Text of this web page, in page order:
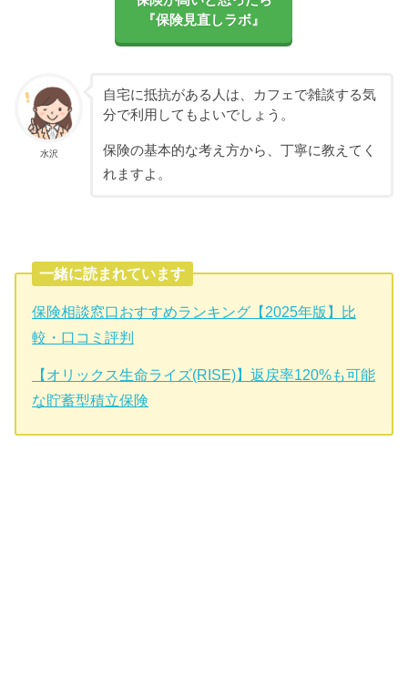
『保険見直しラボ』
水沢
自宅に抵抗がある人は、カフェで雑談する気
分で利用してもよいでしょう。
保険の基本的な考え方から、丁寧に教えてく
れますよ。
一緒に読まれています
保険相談窓口おすすめランキング【2025年版】比
較・口コミ評判
【オリックス生命ライズ(RISE)】返戻率120%も可能
な貯蓄型積立保険